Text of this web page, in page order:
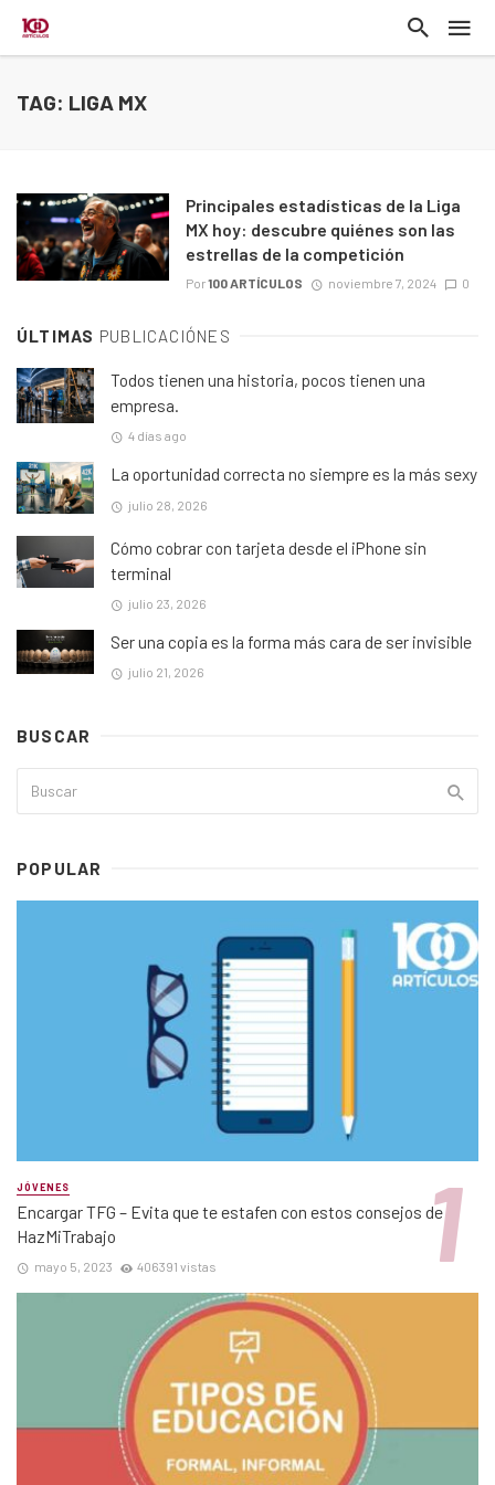
TAG: LIGA MX
Principales estadísticas de la Liga
MX hoy: descubre quiénes son las
estrellas de la competición
Por100 ARTÍCULOS noviembre 7, 2024 0
ÚLTIMAS PUBLICACIÓNES
Todos tienen una historia, pocos tienen una
empresa.
4 días ago
La oportunidad correcta no siempre es la más sexy
julio 28, 2026
Cómo cobrar con tarjeta desde el iPhone sin
terminal
julio 23, 2026
Ser una copia es la forma más cara de ser invisible
julio 21, 2026
BUSCAR
POPULAR
JÓVENES
Encargar TFG – Evita que te estafen con estos consejos de
HazMiTrabajo
mayo 5, 2023 406391 vistas